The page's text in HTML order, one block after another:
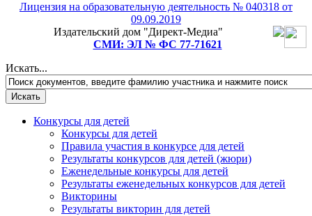
Лицензия на образовательную деятельность № 040318 от
09.09.2019
Издательский дом "Директ-Медиа"
СМИ: ЭЛ № ФС 77-71621
Искать...
Конкурсы для детей
Конкурсы для детей
Правила участия в конкурсе для детей
Результаты конкурсов для детей (жюри)
Еженедельные конкурсы для детей
Результаты еженедельных конкурсов для детей
Викторины
Результаты викторин для детей